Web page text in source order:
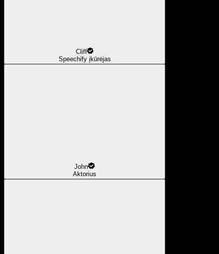
Cliff
Speechify įkūrėjas
John
Aktorius